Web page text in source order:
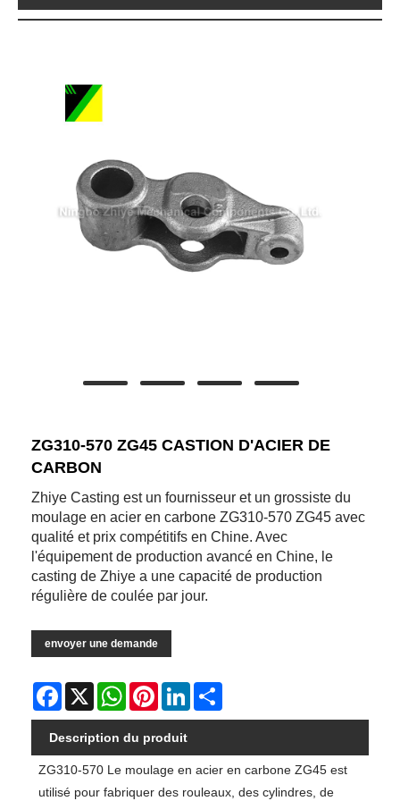
ZG310-570 ZG45 CASTION D'ACIER DE
CARBON
Zhiye Casting est un fournisseur et un grossiste du
moulage en acier en carbone ZG310-570 ZG45 avec
qualité et prix compétitifs en Chine. Avec
l'équipement de production avancé en Chine, le
casting de Zhiye a une capacité de production
régulière de coulée par jour.
envoyer une demande
Facebook
X WhatsAppPinterestLinkedIn
Description du produit
ZG310-570 Le moulage en acier en carbone ZG45 est
utilisé pour fabriquer des rouleaux, des cylindres, de